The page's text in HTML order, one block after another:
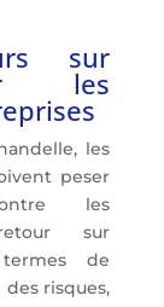
sur
les
les
peser
les
sur
de
risques,